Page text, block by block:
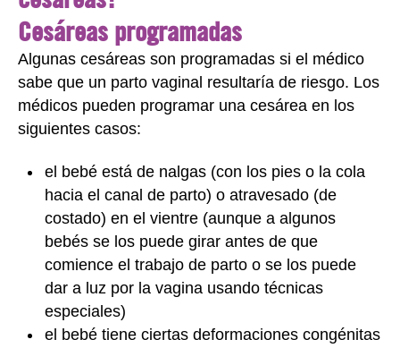
Cesáreas programadas
Algunas cesáreas son programadas si el médico
sabe que un parto vaginal resultaría de riesgo. Los
médicos pueden programar una cesárea en los
siguientes casos:
el bebé está de nalgas (con los pies o la cola
hacia el canal de parto) o atravesado (de
costado) en el vientre (aunque a algunos
bebés se los puede girar antes de que
comience el trabajo de parto o se los puede
dar a luz por la vagina usando técnicas
especiales)
el bebé tiene ciertas deformaciones congénitas